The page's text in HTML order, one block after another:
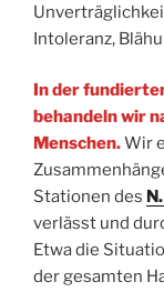
Intoleranz,
In der
behandeln wir
Menschen.Wir
Stationen des
verlässt und
Etwa die
der gesamten